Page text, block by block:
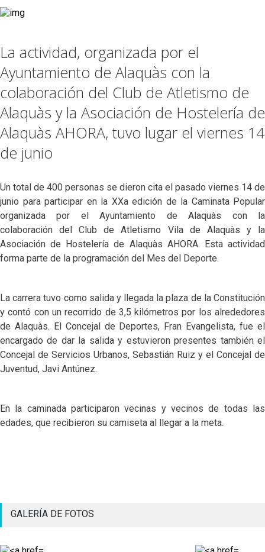
La actividad, organizada por el
Ayuntamiento de Alaquàs con la
colaboración del Club de Atletismo de
Alaquàs y la Asociación de Hostelería de
Alaquàs AHORA, tuvo lugar el viernes 14
de junio
Un total de 400 personas se dieron cita el pasado viernes 14 de
junio para participar en la XXa edición de la Caminata Popular
organizada por el Ayuntamiento de Alaquàs con la
colaboración del Club de Atletismo Vila de Alaquàs y la
Asociación de Hostelería de Alaquàs AHORA. Esta actividad
forma parte de la programación del Mes del Deporte.
La carrera tuvo como salida y llegada la plaza de la Constitución
y contó con un recorrido de 3,5 kilómetros por los alrededores
de Alaquàs. El Concejal de Deportes, Fran Evangelista, fue el
encargado de dar la salida y estuvieron presentes también el
Concejal de Servicios Urbanos, Sebastián Ruiz y el Concejal de
Juventud, Javi Antúnez.
En la caminada participaron vecinas y vecinos de todas las
edades, que recibieron su camiseta al llegar a la meta.
GALERÍA DE FOTOS